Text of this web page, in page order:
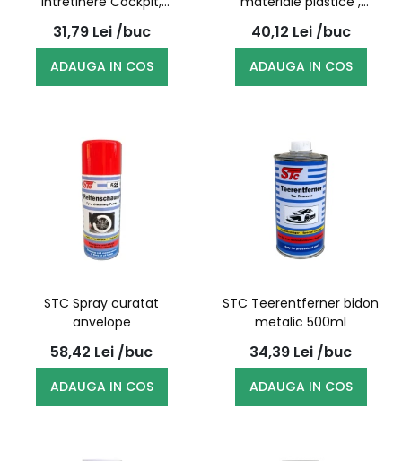
pulverizator 500ml
31,79 Lei /buc
ADAUGA IN COS
pulverizator 500ml
40,12 Lei /buc
ADAUGA IN COS
STC Spray curatat
anvelope
58,42 Lei /buc
ADAUGA IN COS
STC Teerentferner bidon
metalic 500ml
34,39 Lei /buc
ADAUGA IN COS